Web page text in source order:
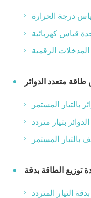
درجة الحرارة
قياس كهربائية
الرقمية
متعدد الدوائر
بالتيار المستمر
بتيار متردد
المستمر
توزيع الطاقة بدقة
التيار المتردد